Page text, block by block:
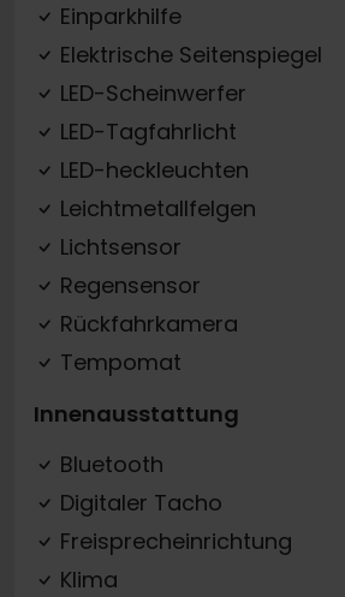
Einparkhilfe
Elektrische Seitenspiegel
LED-Scheinwerfer
LED-Tagfahrlicht
LED-heckleuchten
Leichtmetallfelgen
Lichtsensor
Regensensor
Rückfahrkamera
Tempomat
Innenausstattung
Bluetooth
Digitaler Tacho
Freisprecheinrichtung
Klima